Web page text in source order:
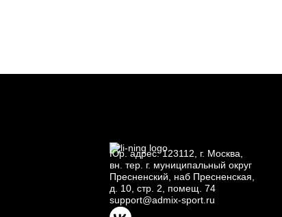
Юр. адрес: 123112, г. Москва,
вн. тер. г. муниципальный округ
Пресненский, наб Пресненская,
д. 10, стр. 2, помещ. 74
support@admix-sport.ru